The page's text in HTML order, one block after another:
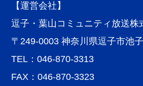
【運営会社】
逗子・葉山コミュニティ放送株
〒249-0003 神奈川県逗子市池
TEL：046-870-3313
FAX：046-870-3323